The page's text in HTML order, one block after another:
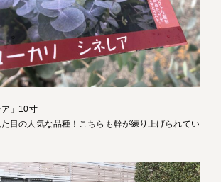
」10寸
目の人気な品種！こちらも幹が練り上げられてい